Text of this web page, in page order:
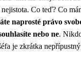
Co teď? Co
naprosté právo
nebo ne.
je zkrátka